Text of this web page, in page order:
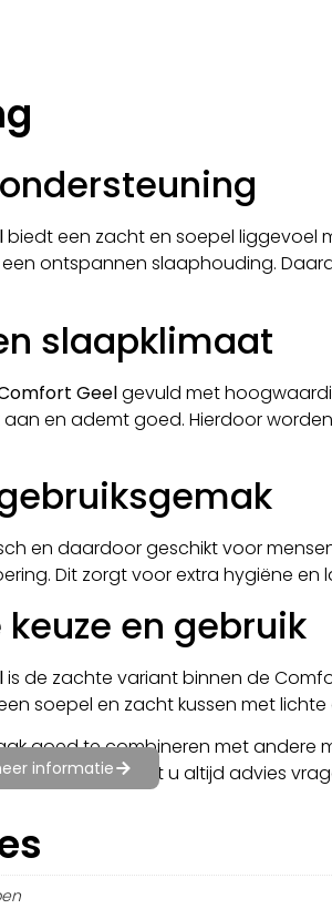
biedt een zacht en soepel liggevoel
ontspannen slaaphouding.
slaapklimaat
Geelgevuld met
en ademt goed. Hierdoor
en daardoor geschikt voor
Dit zorgt voor extra hygiëne en
en gebruik
is de zachte variant binnen de
soepel en zacht kussen met
goed te combineren met andere
combineren kunt u altijd advies
informatie